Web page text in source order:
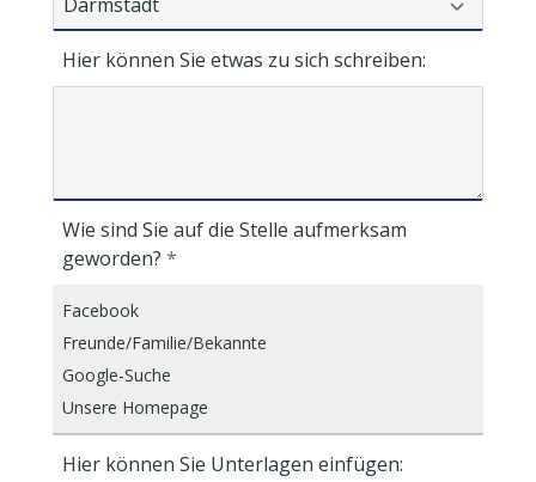
Hier können Sie etwas zu sich schreiben:
Wie sind Sie auf die Stelle aufmerksam
geworden?
Hier können Sie Unterlagen einfügen: